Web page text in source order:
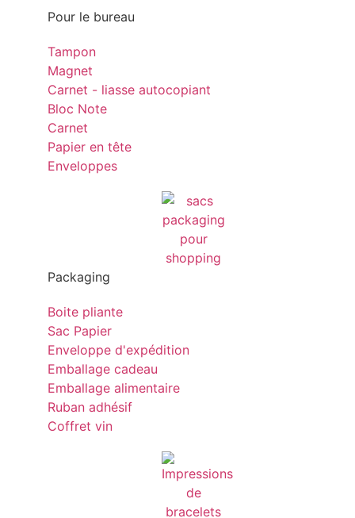
Pour le bureau
Tampon
Magnet
Carnet - liasse autocopiant
Bloc Note
Carnet
Papier en tête
Enveloppes
Packaging
Boite pliante
Sac Papier
Enveloppe d'expédition
Emballage cadeau
Emballage alimentaire
Ruban adhésif
Coffret vin